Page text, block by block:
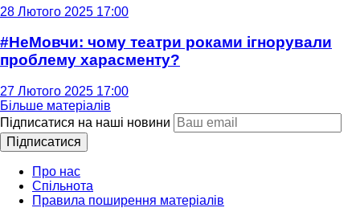
28 Лютого 2025 17:00
#НеМовчи: чому театри роками ігнорували
проблему харасменту?
27 Лютого 2025 17:00
Більше матеріалів
Підписатися на наші новини
Підписатися
Про нас
Спільнота
Правила поширення матеріалів